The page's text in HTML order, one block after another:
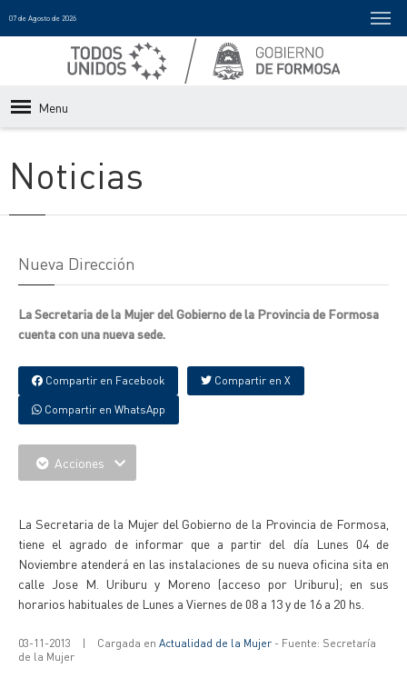
07 de Agosto de 2026
Menu
Noticias
Nueva Dirección
La Secretaria de la Mujer del Gobierno de la Provincia de Formosa
cuenta con una nueva sede.
Compartir en Facebook Compartir en X
Compartir en WhatsApp
Acciones
La Secretaria de la Mujer del Gobierno de la Provincia de Formosa,
tiene el agrado de informar que a partir del día Lunes 04 de
Noviembre atenderá en las instalaciones de su nueva oficina sita en
calle Jose M. Uriburu y Moreno (acceso por Uriburu); en sus
horarios habituales de Lunes a Viernes de 08 a 13 y de 16 a 20 hs.
03-11-2013 | Cargada en Actualidad de la Mujer - Fuente: Secretaría
de la Mujer